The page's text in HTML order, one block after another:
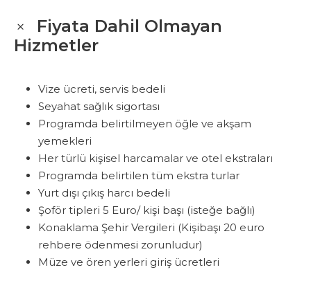
Fiyata Dahil Olmayan
Hizmetler
Vize ücreti, servis bedeli
Seyahat sağlık sigortası
Programda belirtilmeyen öğle ve akşam
yemekleri
Her türlü kişisel harcamalar ve otel ekstraları
Programda belirtilen tüm ekstra turlar
Yurt dışı çıkış harcı bedeli
Şoför tipleri 5 Euro/ kişi başı (isteğe bağlı)
Konaklama Şehir Vergileri (Kişibaşı 20 euro
rehbere ödenmesi zorunludur)
Müze ve ören yerleri giriş ücretleri